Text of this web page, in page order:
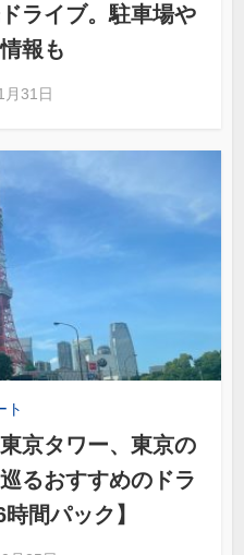
ライブ。駐車場や
報も
月31日
ト
京タワー、東京の
るおすすめのドラ
間パック】